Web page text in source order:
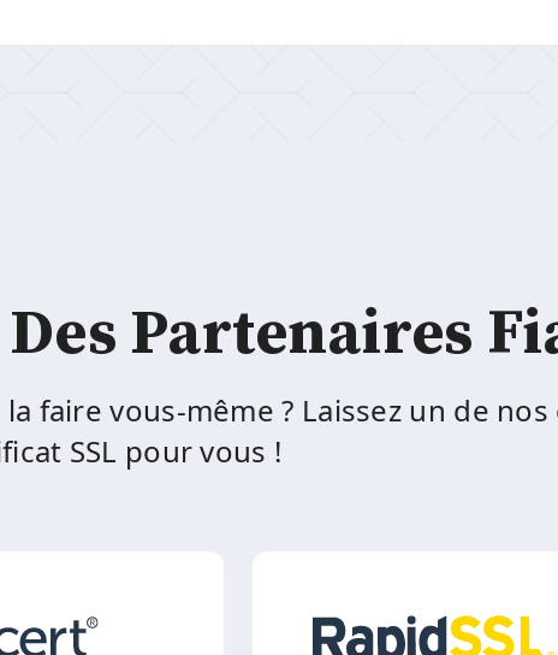
Partenaires
faire vous-même ? Laissez un de
SSL pour vous !